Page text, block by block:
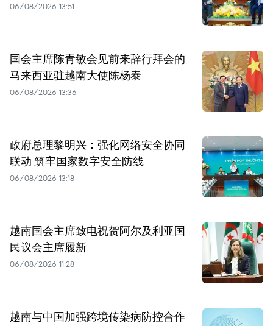
06/08/2026 13:51
国会主席陈青敏会见前来辞行拜会的
马来西亚驻越南大使陈杨泰
06/08/2026 13:36
政府总理黎明兴：强化网络安全协同
联动 筑牢国家数字安全防线
06/08/2026 13:18
越南国会主席致电祝贺阿尔及利亚国
民议会主席履新
06/08/2026 11:28
越南与中国加强跨境传染病防控合作